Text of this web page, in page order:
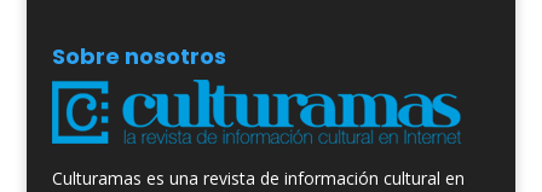
Sobre nosotros
Culturamas es una revista de información cultural en